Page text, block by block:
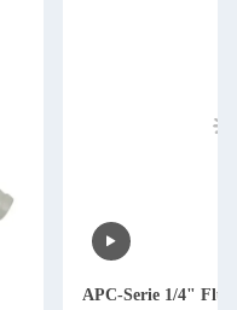
APC-Serie 1/4"